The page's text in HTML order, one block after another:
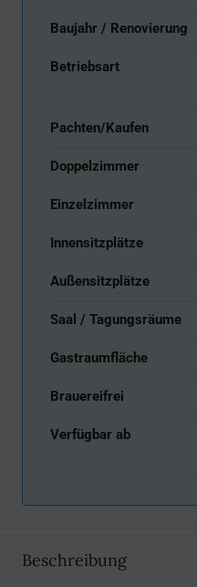
Baujahr / Renovierung
Betriebsart
Pachten/Kaufen
Doppelzimmer
Einzelzimmer
Innensitzplätze
Außensitzplätze
Saal / Tagungsräume
Gastraumfläche
Brauereifrei
Verfügbar ab
Beschreibung